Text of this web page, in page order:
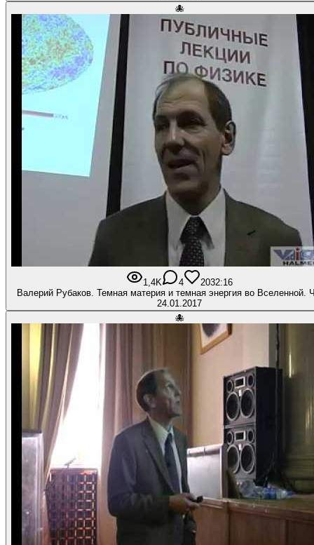
🐙
1,4K 4 2032:16
Валерий Рубаков. Темная материя и темная энергия во Вселенной.
24.01.2017
🐙